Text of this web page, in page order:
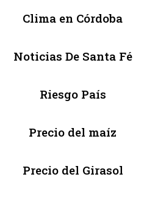
Clima en Córdoba
Noticias De Santa Fé
Riesgo País
Precio del maíz
Precio del Girasol